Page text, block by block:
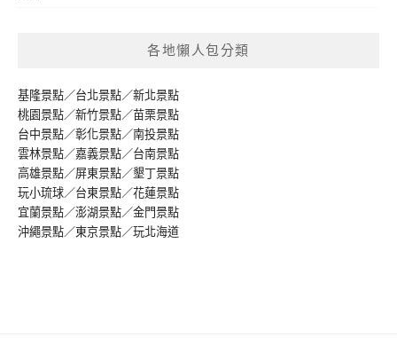
各地懶人包分類
基隆景點／台北景點／新北景點
桃園景點／新竹景點／苗栗景點
台中景點／彰化景點／南投景點
雲林景點／嘉義景點／台南景點
高雄景點／屏東景點／墾丁景點
玩小琉球／台東景點／花蓮景點
宜蘭景點／澎湖景點／金門景點
沖繩景點／東京景點／玩北海道